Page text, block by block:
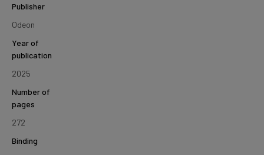
Publisher
Odeon
Year of
publication
2025
Number of
pages
272
Binding